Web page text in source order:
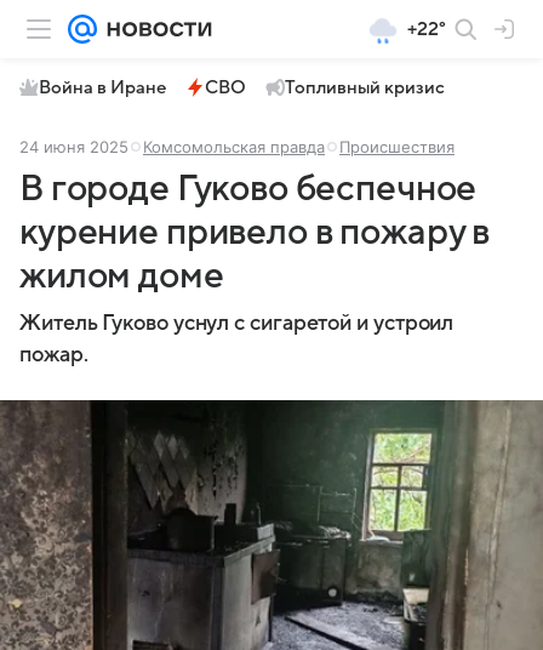
+22°
Война в Иране СВО Топливный кризис
24 июня 2025 Комсомольская правда Происшествия
В городе Гуково беспечное
курение привело в пожару в
жилом доме
Житель Гуково уснул с сигаретой и устроил
пожар.